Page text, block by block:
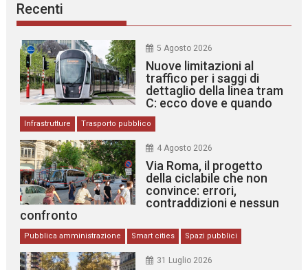
Recenti
5 Agosto 2026
Nuove limitazioni al
traffico per i saggi di
dettaglio della linea tram
C: ecco dove e quando
Infrastrutture Trasporto pubblico
4 Agosto 2026
Via Roma, il progetto
della ciclabile che non
convince: errori,
contraddizioni e nessun
confronto
Pubblica amministrazione Smart cities Spazi pubblici
31 Luglio 2026